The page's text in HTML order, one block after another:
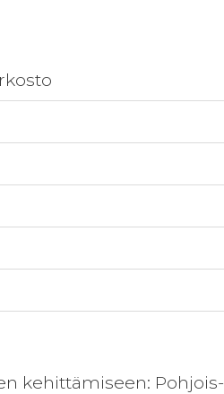
kehittämiseen: Pohjois-